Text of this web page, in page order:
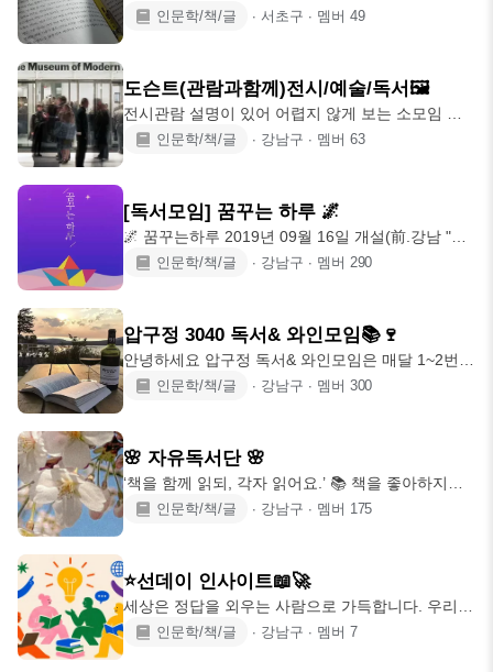
고, 때때로 한 주제에 관한 두세 권의 책을 비교하며
내면의 얼어붙은 바다를 깨부수는 도끼여야 한다."
프란츠 카프카 [정규 모임] -월 4회 토/일 16-18시,
강남(3회)/신촌(1회) -문학(고전 위주) 도서, 월 1회 -
미술 도서, 월 1회 -그 외 인문 도서, 월 2회 -자기개
인문학/책/글 ∙ 서초구 ∙ 멤버 49
도슨트(관람과함께)전시/예술/독서🖼
전시관람 설명이 있어 어렵지 않게 보는 소모임 💢
회원님들끼리 인맥쌓는 곳이 아니에요🧨 전시회,독
기)평도 재밌게 합니다🥳 전공자(모임장)가 운영하
는 좋은"컨텐츠"소모임 가입대상) 성격 "내향인" 우
대! 주말 휴무자 및 시간이 되어 조금이라도 관심 있
으신 분들은 전부 환영~ 전시 예술 독서 [비영리 모
터 관심 있으신 분들이
인문학/책/글 ∙ 강남구 ∙ 멤버 63
[독서모임] 꿈꾸는 하루 🌌
🌌 꿈꾸는하루 2019년 09월 16일 개설(前.강남 "심
야책방") 꿈을 꾸고 이루는 하루가 되도록! 생각을
채로운 독서생활을 함께해요 *때때로 전시/공연/봉
사/자연/운동을 함께 즐기며 책에 없는 인사이트를
나눠요 *85년생 이후 분들의 가입을 권장드립니다
📚신청/대기가능 모임 (정모탭/공지글 신청) ●8.11.
인문학/책/글 ∙ 강남구 ∙ 멤버 290
압구정 3040 독서& 와인모임📚🍷
안녕하세요 압구정 독서& 와인모임은 매달 1~2번씩
주말에 정기적으로 모여서 독서하고 읽은 책에 대해
롭게 치셔도 되구요. 00~78년생(여성은 76까지/기
존회원제외)싱글이신 분 가입해주세요. (기혼자는
절대 가입 불가입니다) 독서벙 또는 와인벙 미참석
시 300명 될 때마다 강퇴처리됩니다 가끔식이라도
인문학/책/글 ∙ 강남구 ∙ 멤버 300
🌸 자유독서단 🌸
‘책을 함께 읽되, 각자 읽어요.’ 📚 책을 좋아하지만
혼자선 잘 안 읽게 되는 당신을 위해! 우리는 각자 읽
음으로 강퇴된 분들은 활동가능하실 때 얼마든지
'재가입' 가능합니다! ✨신규가입비✨ 최초 1회 가입
비 3,000원이 있습니다. 가입비는 노쇼 방지 및 모임
운영비로 사용되며, 미입금시 참석이 불가합니다.
인문학/책/글 ∙ 강남구 ∙ 멤버 175
⭐️선데이 인사이트📖🚀
세상은 정답을 외우는 사람으로 가득합니다. 우리는
본질을 질문하는 사람들과 함께합니다. 책을 읽고
인문학/책/글 ∙ 강남구 ∙ 멤버 7